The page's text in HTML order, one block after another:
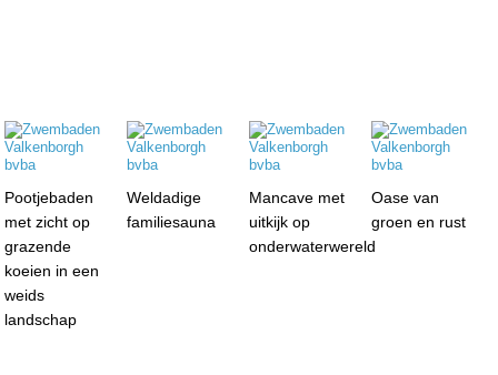
Pootjebaden
met zicht op
grazende
koeien in een
weids
landschap
Weldadige
familiesauna
Mancave met
uitkijk op
onderwaterwereld
Oase van
groen en rust